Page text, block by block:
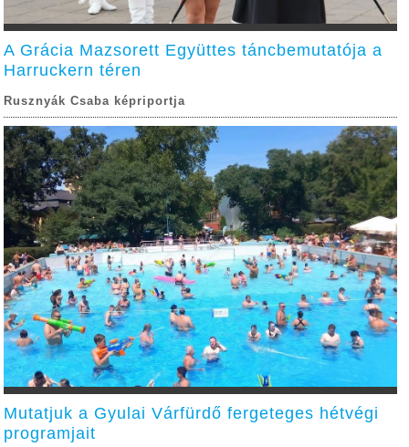
A Grácia Mazsorett Együttes táncbemutatója a
Harruckern téren
Rusznyák Csaba képriportja
Mutatjuk a Gyulai Várfürdő fergeteges hétvégi
programjait